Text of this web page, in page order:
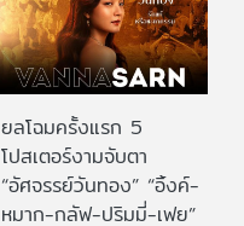
ยลโฉมครั้งแรก 5
โปสเตอร์งามจับตา
“อัศจรรย์วันทอง” “อิ้งค์-
หมาก-กลัฟ-ปริมมี่-เฟย”